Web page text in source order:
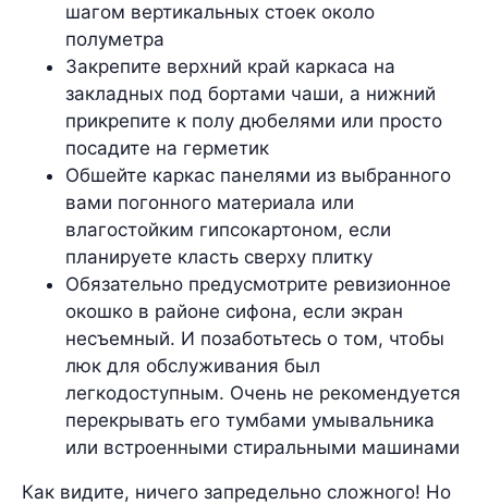
шагом вертикальных стоек около
полуметра
Закрепите верхний край каркаса на
закладных под бортами чаши, а нижний
прикрепите к полу дюбелями или просто
посадите на герметик
Обшейте каркас панелями из выбранного
вами погонного материала или
влагостойким гипсокартоном, если
планируете класть сверху плитку
Обязательно предусмотрите ревизионное
окошко в районе сифона, если экран
несъемный. И позаботьтесь о том, чтобы
люк для обслуживания был
легкодоступным. Очень не рекомендуется
перекрывать его тумбами умывальника
или встроенными стиральными машинами
Как видите, ничего запредельно сложного! Но